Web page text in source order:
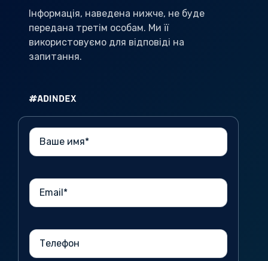
Інформація, наведена нижче, не буде
передана третім особам. Ми її
використовуємо для відповіді на
запитання.